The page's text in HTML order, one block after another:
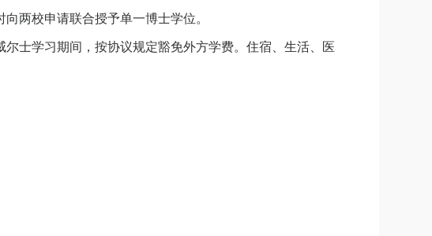
两校申请联合授予单一博士学位。
士学习期间，按协议规定豁免外方学费。住宿、生活、医